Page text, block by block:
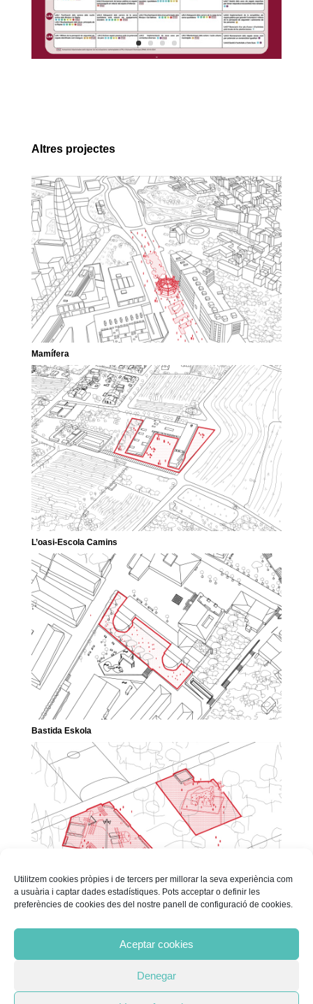
Utilitzem cookies pròpies i de tercers per millorar la seva experiència com
a usuària i captar dades estadístiques. Pots acceptar o definir les
preferències de cookies des del nostre panell de configuració de cookies.
Aceptar cookies
Denegar
Altres projectes
Mamífera
L’oasi-Escola Camins
Bastida Eskola